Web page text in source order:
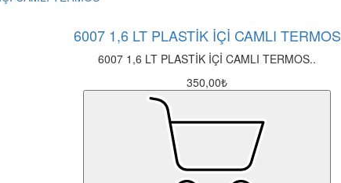
6007 1,6 LT PLASTİK İÇİ CAMLI TERMOS
6007 1,6 LT PLASTİK İÇİ CAMLI TERMOS..
350,00₺